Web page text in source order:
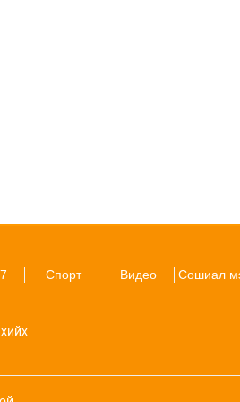
Ш.Батырбек хүүгийн
Наймдугаар сард
Спорт Видео Сошиал
хийх